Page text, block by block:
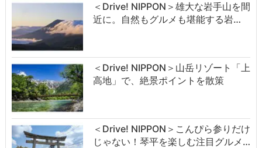
＜Drive! NIPPON＞雄大な岩手山を間
近に。自然もグルメも堪能する岩…
＜Drive! NIPPON＞山岳リゾート「上
高地」で、絶景ポイントを散策
＜Drive! NIPPON＞こんぴら参りだけ
じゃない！琴平を楽しむ注目グルメ…